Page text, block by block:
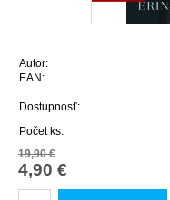
Autor:
EAN:
Dostupnosť:
Počet ks:
19,90 €
4,90 €